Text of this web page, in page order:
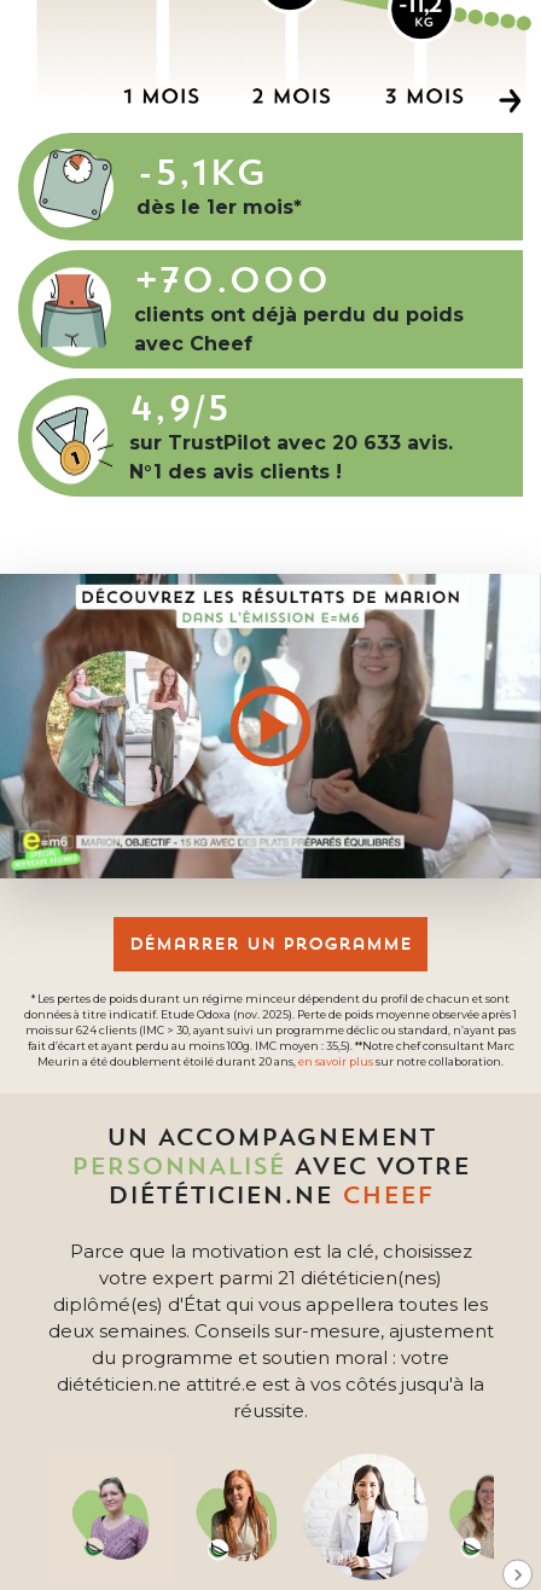
-5,1kg
dès le 1er mois*
+70.000
clients ont déjà perdu du poids
avec Cheef
4,9/5
sur TrustPilot avec 20 633 avis.
N°1 des avis clients !
Démarrer un programme
* Les pertes de poids durant un régime minceur dépendent du profil de chacun et sont
données à titre indicatif. Etude Odoxa (nov. 2025). Perte de poids moyenne observée après 1
mois sur 624 clients (IMC > 30, ayant suivi un programme déclic ou standard, n’ayant pas
fait d’écart et ayant perdu au moins 100g. IMC moyen : 35,5). **Notre chef consultant Marc
Meurin a été doublement étoilé durant 20 ans, en savoir plussur notre collaboration.
UN ACCOMPAGNEMENT
PERSONNALISÉ AVEC VOTRE
DIÉTÉTICIEN.NE CHEEF
Parce que la motivation est la clé, choisissez
votre expert parmi 21 diététicien(nes)
diplômé(es) d'État qui vous appellera toutes les
deux semaines. Conseils sur-mesure, ajustement
du programme et soutien moral : votre
diététicien.ne attitré.e est à vos côtés jusqu'à la
réussite.